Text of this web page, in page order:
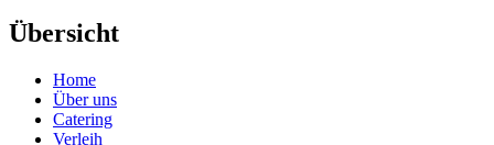
Übersicht
Home
Über uns
Catering
Verleih